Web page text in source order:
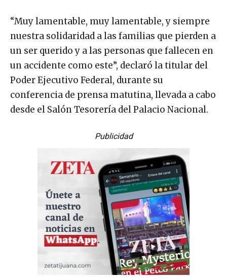
“Muy lamentable, muy lamentable, y siempre
nuestra solidaridad a las familias que pierden a
un ser querido y a las personas que fallecen en
un accidente como este”, declaró la titular del
Poder Ejecutivo Federal, durante su
conferencia de prensa matutina, llevada a cabo
desde el Salón Tesorería del Palacio Nacional.
Publicidad